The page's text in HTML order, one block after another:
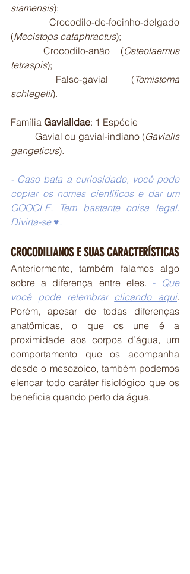
siamensis);
(Mecistops cataphractus);
	Crocodilo-anão (
Osteolaemus
tetraspis);
	Falso-gavial (
Tomistoma
schlegelii).
Família Gavialidae: 1 Espécie
	Gavial ou gavial-indiano (
Gavialis
gangeticus).
- Caso bata a curiosidade, você pode
copiar os nomes científicos e dar um
GOOGLE. Tem bastante coisa legal.
Divirta-se ♥.
CROCODILIANOS E SUAS CARACTERÍSTICAS
Anteriormente, também falamos algo
sobre a diferença entre eles. - Que
você pode relembrar clicando aqui.
Porém, apesar de todas diferenças
anatômicas, o que os une é a
proximidade aos corpos d’água, um
comportamento que os acompanha
desde o mesozoico, também podemos
elencar todo caráter fisiológico que os
beneficia quando perto da água.